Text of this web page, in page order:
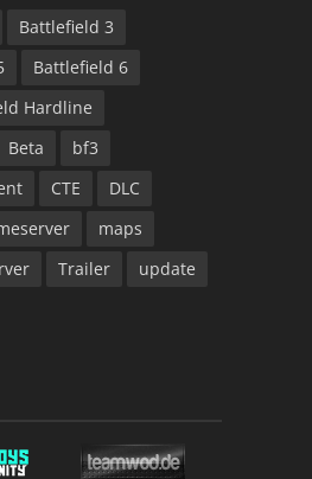
Battlefield 3
Battlefield 6
Hardline
Beta
bf3
CTE
DLC
maps
Trailer
update